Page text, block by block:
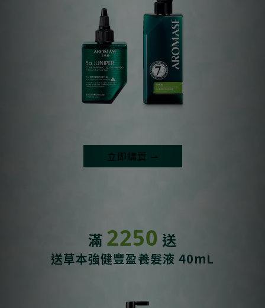
立即購買 ⇀
滿 2250 送
送草本強健豐盈養髮液 40mL